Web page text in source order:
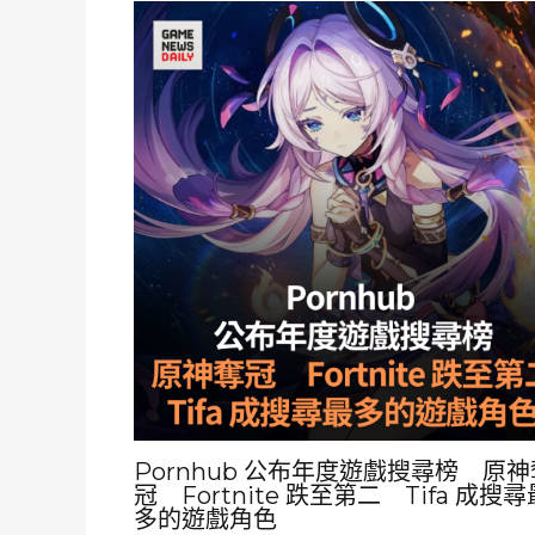
Pornhub 公布年度遊戲搜尋榜 原神
冠 Fortnite 跌至第二 Tifa 成搜尋
多的遊戲角色